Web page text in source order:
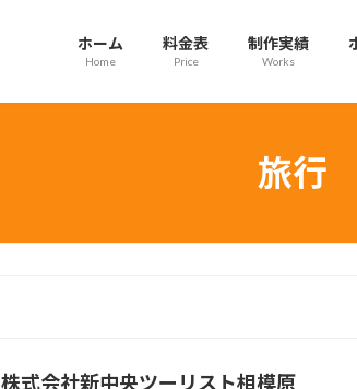
ホーム
Home
料金表
Price
制作実績
Works
旅行
株式会社新中央ツーリスト相模原